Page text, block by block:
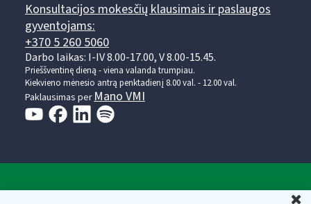
Konsultacijos mokesčių klausimais ir paslaugos
gyventojams:
+370 5 260 5060
Darbo laikas: I-IV 8.00-17.00, V 8.00-15.45.
Prieššventinę dieną - viena valanda trumpiau.
Kiekvieno mėnesio antrą penktadienį 8.00 val. - 12.00 val.
Paklausimas perMano VMI
Valstybinė mokesčių inspekcija prie Lietuvos